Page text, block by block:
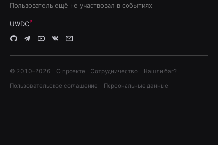
Пользователь ещё не участвовал в событиях
UWDC
© 2010–2026 О проекте Сотрудничество Нашли баг?
Пользовательское соглашение Персональные данные